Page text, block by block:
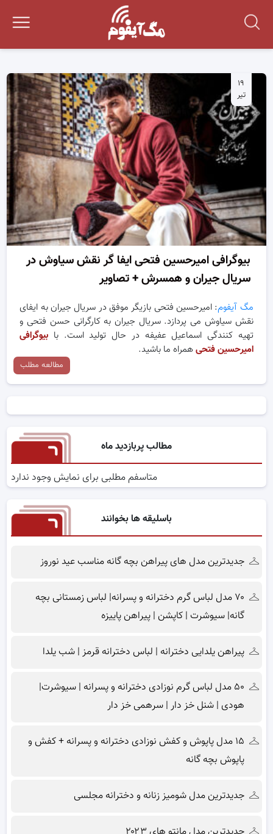
۱۹
تیر
بیوگرافی امیرحسین فتحی ایفا گر نقش سیاوش در
سریال جیران و همسرش + تصاویر
مگ آیفوم: امیرحسین فتحی بازیگر موفق در سریال جیران به ایفای
نقش سیاوش می پردازد. سریال جیران به کارگرانی حسن فتحی و
تهیه کنندگی اسماعیل عفیفه در حال تولید است. با بیوگرافی
امیرحسین فتحیهمراه ما باشید.
مطالعه مطلب
مطالب پربازدید ماه
متاسفم مطلبی برای نمایش وجود ندارد
باسلیقه ها بخوانند
جدیدترین مدل های پیراهن بچه گانه مناسب عید نوروز
۷۰ مدل لباس گرم دخترانه و پسرانه| لباس زمستانی بچه
گانه| سیوشرت | کاپشن | پیراهن پاییزه
پیراهن یلدایی دخترانه | لباس دخترانه قرمز | شب یلدا
۵۰ مدل لباس گرم نوزادی دخترانه و پسرانه | سیوشرت|
هودی | شنل خز دار | سرهمی خز دار
۱۵ مدل پاپوش و کفش نوزادی دخترانه و پسرانه + کفش و
پاپوش بچه گانه
جدیدترین مدل شومیز زنانه و دخترانه مجلسی